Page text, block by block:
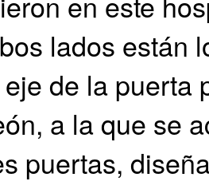
lados están
de la puerta
a la que se
puertas,